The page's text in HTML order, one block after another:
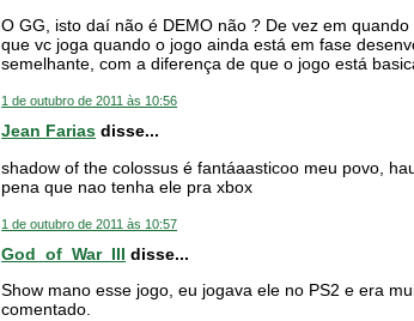
O GG, isto daí não é DEMO não ? De vez em
que vc joga quando o jogo ainda está em fase
semelhante, com a diferença de que o jogo está
1 de outubro de 2011 às 10:56
Jean Farias disse...
shadow of the colossus é fantáaasticoo meu povo,
pena que nao tenha ele pra xbox
1 de outubro de 2011 às 10:57
God_of_War_III disse...
Show mano esse jogo, eu jogava ele no PS2 e era
comentado.